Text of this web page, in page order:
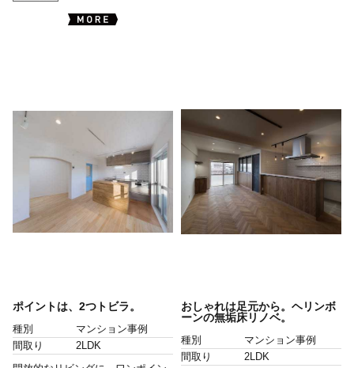
ポイントは、2つトビラ。
種別
マンション事例
間取り
2LDK
おしゃれは足元から。ヘリンボ
ーンの無垢床リノベ。
種別
マンション事例
間取り
2LDK